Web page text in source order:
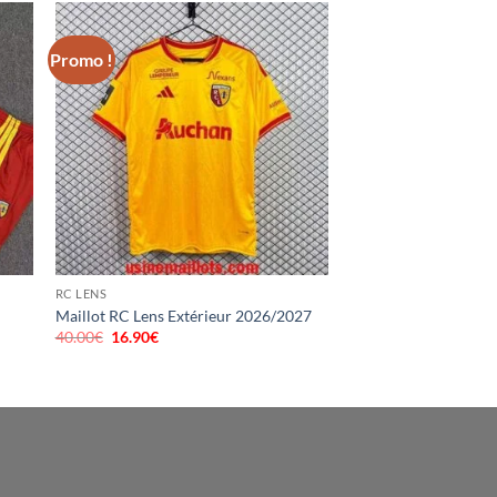
Promo !
RC LENS
Maillot RC Lens Extérieur 2026/2027
40.00€ Le
16.90€Le